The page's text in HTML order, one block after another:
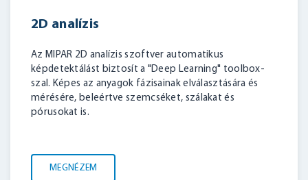
2D analízis
Az MIPAR 2D analízis szoftver automatikus
képdetektálást biztosít a "Deep Learning" toolbox-
szal. Képes az anyagok fázisainak elválasztására és
mérésére, beleértve szemcséket, szálakat és
pórusokat is.
MEGNÉZEM